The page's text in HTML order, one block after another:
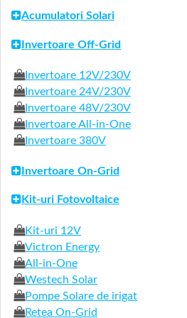
Acumulatori Solari
Invertoare Off-Grid
Invertoare 12V/230V
Invertoare 24V/230V
Invertoare 48V/230V
Invertoare All-in-One
Invertoare 380V
Invertoare On-Grid
Kit-uri Fotovoltaice
Kit-uri 12V
Victron Energy
All-in-One
Westech Solar
Pompe Solare de irigat
Retea On-Grid